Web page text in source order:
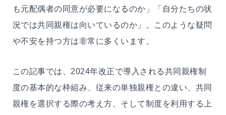
も元配偶者の同意が必要になるのか」「自分たちの状
況では共同親権は向いているのか」。このような疑問
や不安を持つ方は非常に多くいます。
この記事では、2024年改正で導入される共同親権制
度の基本的な枠組み、従来の単独親権との違い、共同
親権を選択する際の考え方、そして制度を利用する上